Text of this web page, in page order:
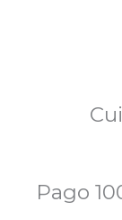
Pago